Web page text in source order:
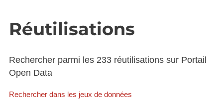
Réutilisations
Rechercher parmi les 233 réutilisations sur Portail
Open Data
Rechercher dans les jeux de données